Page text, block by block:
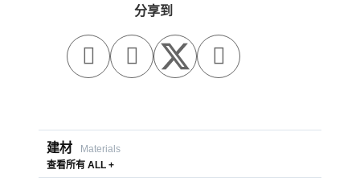
分享到
  
建材
Materials
查看所有 ALL +